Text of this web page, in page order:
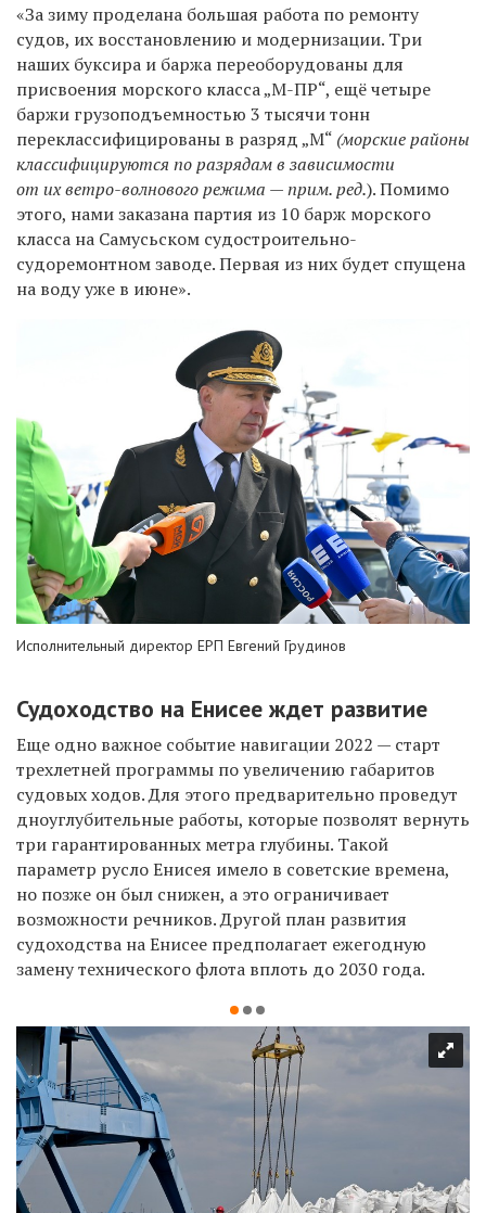
«За зиму проделана большая работа по ремонту
судов, их восстановлению и модернизации. Три
наших буксира и баржа переоборудованы для
присвоения морского класса „М-ПР“, ещё четыре
баржи грузоподъемностью 3 тысячи тонн
переклассифицированы в разряд „М“ (морские районы
классифицируются по разрядам в зависимости
от их ветро-волнового режима — прим. ред.). Помимо
этого, нами заказана партия из 10 барж морского
класса на Самусьском судостроительно-
судоремонтном заводе. Первая из них будет спущена
на воду уже в июне».
Исполнительный директор ЕРП Евгений Грудинов
Судоходство на Енисее ждет развитие
Еще одно важное событие навигации 2022 — старт
трехлетней программы по увеличению габаритов
судовых ходов. Для этого предварительно проведут
дноуглубительные работы, которые позволят вернуть
три гарантированных метра глубины. Такой
параметр русло Енисея имело в советские времена,
но позже он был снижен, а это ограничивает
возможности речников. Другой план развития
судоходства на Енисее предполагает ежегодную
замену технического флота вплоть до 2030 года.